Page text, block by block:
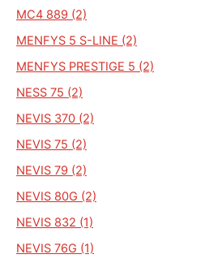
MC4 889 (2)
MENFYS 5 S-LINE (2)
MENFYS PRESTIGE 5 (2)
NESS 75 (2)
NEVIS 370 (2)
NEVIS 75 (2)
NEVIS 79 (2)
NEVIS 80G (2)
NEVIS 832 (1)
NEVIS 76G (1)